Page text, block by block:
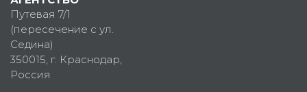
Путевая 7/1
(пересечение с ул.
Седина)
350015, г. Краснодар,
Россия